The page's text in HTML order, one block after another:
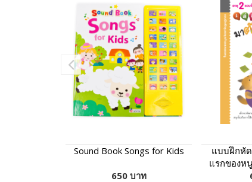
Sound Book Songs for Kids
650 บาท
แบบฝึกหั
แรกของห